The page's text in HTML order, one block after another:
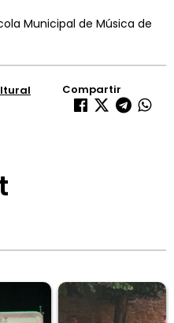
Municipal de Música de
Compartir